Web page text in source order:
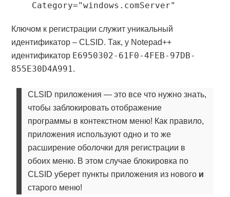
Category="windows.comServer"
Ключом к регистрации служит уникальный
идентификатор – CLSID. Так, у Notepad++
идентификатор E6950302-61F0-4FEB-97DB-
855E30D4A991.
CLSID приложения — это все что нужно знать,
чтобы заблокировать отображение
программы в контекстном меню! Как правило,
приложения используют одно и то же
расширение оболочки для регистрации в
обоих меню. В этом случае блокировка по
CLSID уберет пункты приложения из нового и
старого меню!